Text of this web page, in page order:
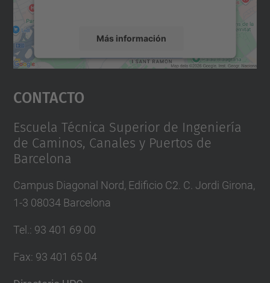
Más información
Aceptar
powered by
Contacto
Escuela Técnica Superior de Ingeniería
de Caminos, Canales y Puertos de
Barcelona
Campus Diagonal Nord, Edificio C2. C. Jordi Girona,
1-3 08034 Barcelona
Tel. : 93 401 69 00
Fax: 93 401 65 04